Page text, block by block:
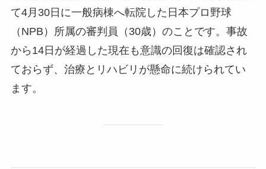
て4月30日に一般病棟へ転院した日本プロ野球
（NPB）所属の審判員（30歳）のことです。事故
から14日が経過した現在も意識の回復は確認され
ておらず、治療とリハビリが懸命に続けられてい
ます。